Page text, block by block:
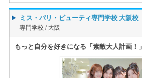
ミス・パリ・ビューティ専門学校 大阪校
専門学校 / 大阪
もっと自分を好きになる「素敵大人計画！」